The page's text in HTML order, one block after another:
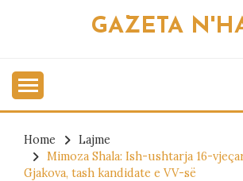
GAZETA
Home
Lajme
Mimoza Shala: Ish-ushtarja 16-
Gjakova, tash kandidate e VV-së